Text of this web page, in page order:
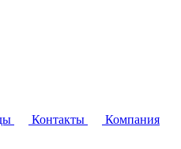
Контакты
Компания